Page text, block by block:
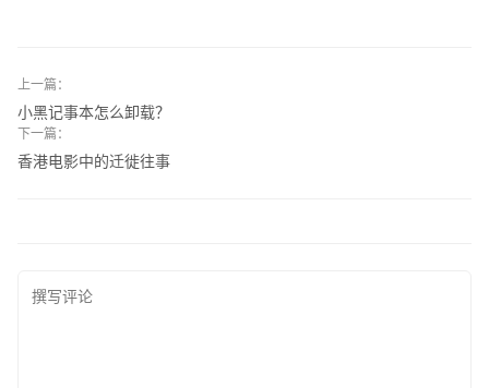
上一篇：
小黑记事本怎么卸载？
下一篇：
香港电影中的迁徙往事